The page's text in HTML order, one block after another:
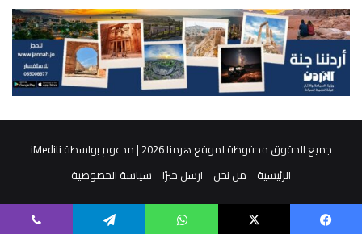
جميع الحقوق محفوظة لموقع هرمنا 2026 | مدعوم بواسطة
iMediti
الرئيسية
من نحن ارسل خبرًا سياسة الخصوصية